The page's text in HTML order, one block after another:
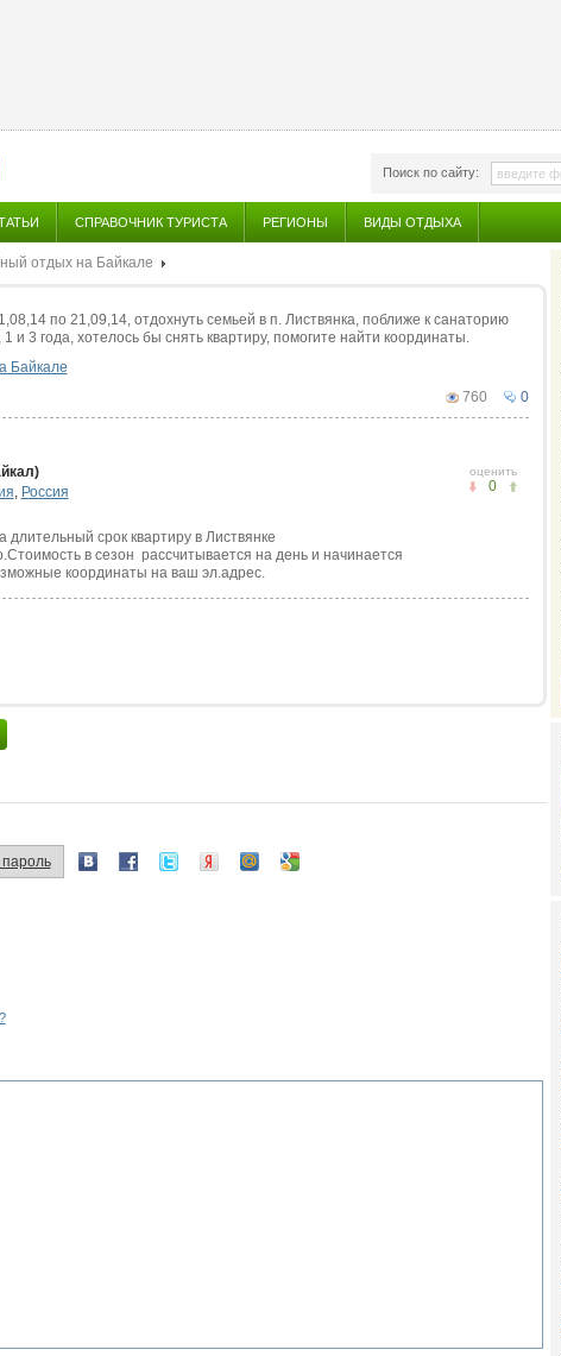
Поиск по сайту:
СПРАВОЧНИК ТУРИСТА РЕГИОНЫ ВИДЫ ОТДЫХА
отдых на Байкале
по 21,09,14, отдохнуть семьей в п. Листвянка, поближе к санаторию
и 3 года, хотелось бы снять квартиру, помогите найти координаты.
Байкале
0
760
оценить
0
, Россия
длительный срок квартиру в Листвянке
в сезон рассчитывается на день и начинается
координаты на ваш эл.адрес.